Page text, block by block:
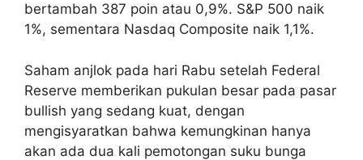
bertambah 387 poin atau 0,9%. S&P 500 naik
1%, sementara Nasdaq Composite naik 1,1%.
Saham anjlok pada hari Rabu setelah Federal
Reserve memberikan pukulan besar pada pasar
bullish yang sedang kuat, dengan
mengisyaratkan bahwa kemungkinan hanya
akan ada dua kali pemotongan suku bunga